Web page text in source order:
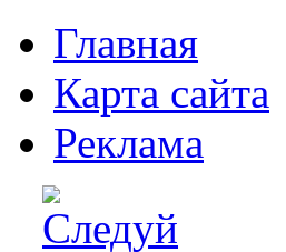
Главная
Карта сайта
Реклама